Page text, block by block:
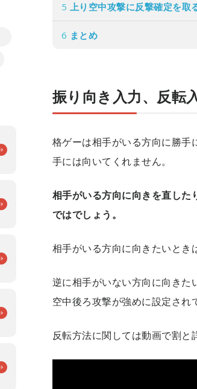
5 上り空中攻撃に反撃確定を取
6 まとめ
振り向き入力、反転
格ゲーは相手がいる方向に勝手
手には向いてくれません。
相手がいる方向に向きを直した
ではでしょう。
相手がいる方向に向きたいとき
逆に相手がいない方向に向きた
空中後ろ攻撃が強めに設定され
反転方法に関しては動画で割